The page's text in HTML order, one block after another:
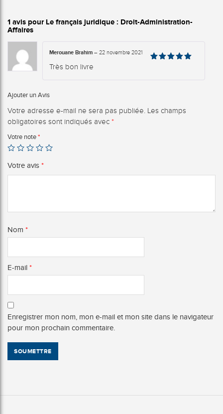
1 avis pour Le français juridique : Droit-Administration-
Affaires
Merouane Brahim – 22 novembre 2021
Très bon livre
Ajouter un Avis
Votre adresse e-mail ne sera pas publiée. Les champs
obligatoires sont indiqués avec *
Votre note *
Votre avis *
Nom *
E-mail *
Enregistrer mon nom, mon e-mail et mon site dans le navigateur
pour mon prochain commentaire.